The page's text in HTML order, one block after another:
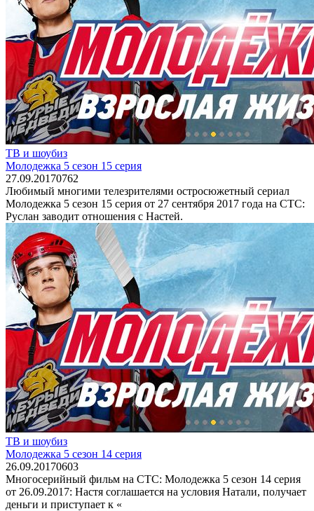
ТВ и шоубиз
Молодежка 5 сезон 15 серия
27.09.20170762
Любимый многими телезрителями остросюжетный сериал
Молодежка 5 сезон 15 серия от 27 сентября 2017 года на СТС:
Руслан заводит отношения с Настей.
ТВ и шоубиз
Молодежка 5 сезон 14 серия
26.09.20170603
Многосерийный фильм на СТС: Молодежка 5 сезон 14 серия
от 26.09.2017: Настя соглашается на условия Натали, получает
деньги и приступает к «